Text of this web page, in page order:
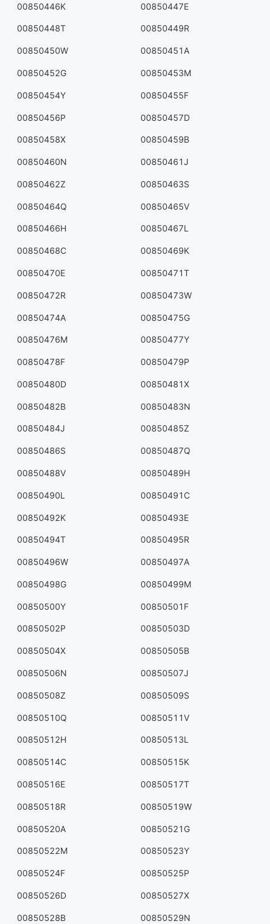
00850446K 00850447E
00850448T 00850449R
00850450W 00850451A
00850452G 00850453M
00850454Y 00850455F
00850456P 00850457D
00850458X 00850459B
00850460N 00850461J
00850462Z 00850463S
00850464Q 00850465V
00850466H 00850467L
00850468C 00850469K
00850470E 00850471T
00850472R 00850473W
00850474A 00850475G
00850476M 00850477Y
00850478F 00850479P
00850480D 00850481X
00850482B 00850483N
00850484J 00850485Z
00850486S 00850487Q
00850488V 00850489H
00850490L 00850491C
00850492K 00850493E
00850494T 00850495R
00850496W 00850497A
00850498G 00850499M
00850500Y 00850501F
00850502P 00850503D
00850504X 00850505B
00850506N 00850507J
00850508Z 00850509S
00850510Q 00850511V
00850512H 00850513L
00850514C 00850515K
00850516E 00850517T
00850518R 00850519W
00850520A 00850521G
00850522M 00850523Y
00850524F 00850525P
00850526D 00850527X
00850528B 00850529N